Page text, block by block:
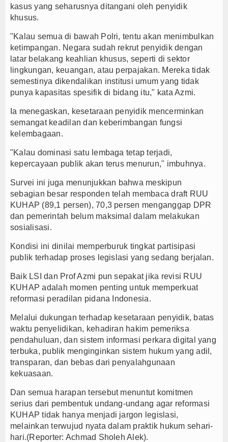
kasus yang seharusnya ditangani oleh penyidik
khusus.
"Kalau semua di bawah Polri, tentu akan menimbulkan
ketimpangan. Negara sudah rekrut penyidik dengan
latar belakang keahlian khusus, seperti di sektor
lingkungan, keuangan, atau perpajakan. Mereka tidak
semestinya dikendalikan institusi umum yang tidak
punya kapasitas spesifik di bidang itu," kata Azmi.
Ia menegaskan, kesetaraan penyidik mencerminkan
semangat keadilan dan keberimbangan fungsi
kelembagaan.
"Kalau dominasi satu lembaga tetap terjadi,
kepercayaan publik akan terus menurun," imbuhnya.
Survei ini juga menunjukkan bahwa meskipun
sebagian besar responden telah membaca draft RUU
KUHAP (89,1 persen), 70,3 persen menganggap DPR
dan pemerintah belum maksimal dalam melakukan
sosialisasi.
Kondisi ini dinilai memperburuk tingkat partisipasi
publik terhadap proses legislasi yang sedang berjalan.
Baik LSI dan Prof Azmi pun sepakat jika revisi RUU
KUHAP adalah momen penting untuk memperkuat
reformasi peradilan pidana Indonesia.
Melalui dukungan terhadap kesetaraan penyidik, batas
waktu penyelidikan, kehadiran hakim pemeriksa
pendahuluan, dan sistem informasi perkara digital yang
terbuka, publik menginginkan sistem hukum yang adil,
transparan, dan bebas dari penyalahgunaan
kekuasaan.
Dan semua harapan tersebut menuntut komitmen
serius dari pembentuk undang-undang agar reformasi
KUHAP tidak hanya menjadi jargon legislasi,
melainkan terwujud nyata dalam praktik hukum sehari-
hari.(Reporter: Achmad Sholeh Alek).